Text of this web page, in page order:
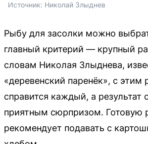
Источник: Николай Злыднев
Рыбу для засолки можно
главный критерий — крупный
словам Николая Злыднева,
«деревенский паренёк», с этим
справится каждый, а результат
приятным сюрпризом. Готовую
рекомендует подавать с